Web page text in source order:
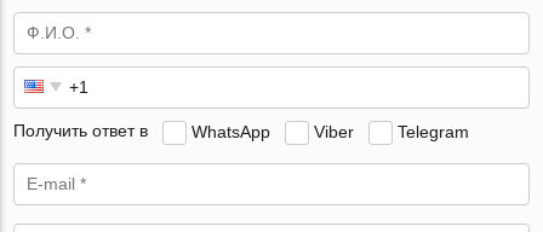
Получить ответ в WhatsApp Viber Telegram